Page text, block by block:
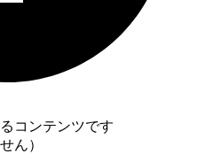
コンテンツです
ん）